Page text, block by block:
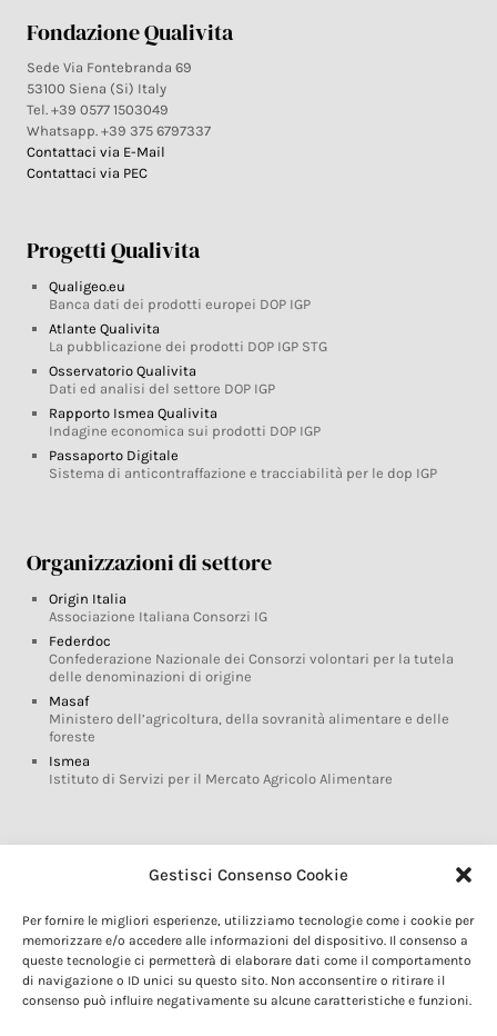
Gestisci Consenso Cookie
Per fornire le migliori esperienze, utilizziamo tecnologie come i cookie per
memorizzare e/o accedere alle informazioni del dispositivo. Il consenso a
queste tecnologie ci permetterà di elaborare dati come il comportamento
di navigazione o ID unici su questo sito. Non acconsentire o ritirare il
consenso può influire negativamente su alcune caratteristiche e funzioni.
Fondazione Qualivita
Sede Via Fontebranda 69
53100 Siena (Si) Italy
Tel. +39 0577 1503049
Whatsapp. +39 375 6797337
Contattaci via E-Mail
Contattaci via PEC
Progetti Qualivita
Qualigeo.eu
Banca dati dei prodotti europei DOP IGP
Atlante Qualivita
La pubblicazione dei prodotti DOP IGP STG
Osservatorio Qualivita
Dati ed analisi del settore DOP IGP
Rapporto Ismea Qualivita
Indagine economica sui prodotti DOP IGP
Passaporto Digitale
Sistema di anticontraffazione e tracciabilità per le dop IGP
Organizzazioni di settore
Origin Italia
Associazione Italiana Consorzi IG
Federdoc
Confederazione Nazionale dei Consorzi volontari per la tutela
delle denominazioni di origine
Masaf
Ministero dell’agricoltura, della sovranità alimentare e delle
foreste
Ismea
Istituto di Servizi per il Mercato Agricolo Alimentare
Glossario DOP IGP
Marchi DOP IGP
Normativa prodotti DOP IGP
Consorzi di Tutela
Farm To Fork e prodotti DOP IGP